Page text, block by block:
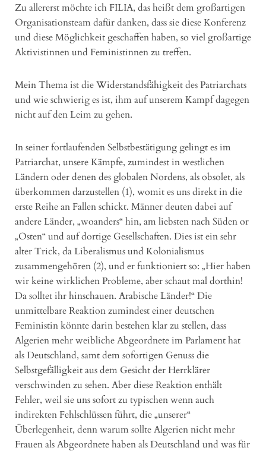
Zu allererst möchte ich FILIA, das heißt dem großartigen
Organisationsteam dafür danken, dass sie diese Konferenz
und diese Möglichkeit geschaffen haben, so viel großartige
Aktivistinnen und Feministinnen zu treffen.
Mein Thema ist die Widerstandsfähigkeit des Patriarchats
und wie schwierig es ist, ihm auf unserem Kampf dagegen
nicht auf den Leim zu gehen.
In seiner fortlaufenden Selbstbestätigung gelingt es im
Patriarchat, unsere Kämpfe, zumindest in westlichen
Ländern oder denen des globalen Nordens, als obsolet, als
überkommen darzustellen (1), womit es uns direkt in die
erste Reihe an Fallen schickt. Männer deuten dabei auf
andere Länder, „woanders“ hin, am liebsten nach Süden or
„Osten“ und auf dortige Gesellschaften. Dies ist ein sehr
alter Trick, da Liberalismus und Kolonialismus
zusammengehören (2), und er funktioniert so: „Hier haben
wir keine wirklichen Probleme, aber schaut mal dorthin!
Da solltet ihr hinschauen. Arabische Länder!“ Die
unmittelbare Reaktion zumindest einer deutschen
Feministin könnte darin bestehen klar zu stellen, dass
Algerien mehr weibliche Abgeordnete im Parlament hat
als Deutschland, samt dem sofortigen Genuss die
Selbstgefälligkeit aus dem Gesicht der Herrklärer
verschwinden zu sehen. Aber diese Reaktion enthält
Fehler, weil sie uns sofort zu typischen wenn auch
indirekten Fehlschlüssen führt, die „unserer“
Überlegenheit, denn warum sollte Algerien nicht mehr
Frauen als Abgeordnete haben als Deutschland und was für